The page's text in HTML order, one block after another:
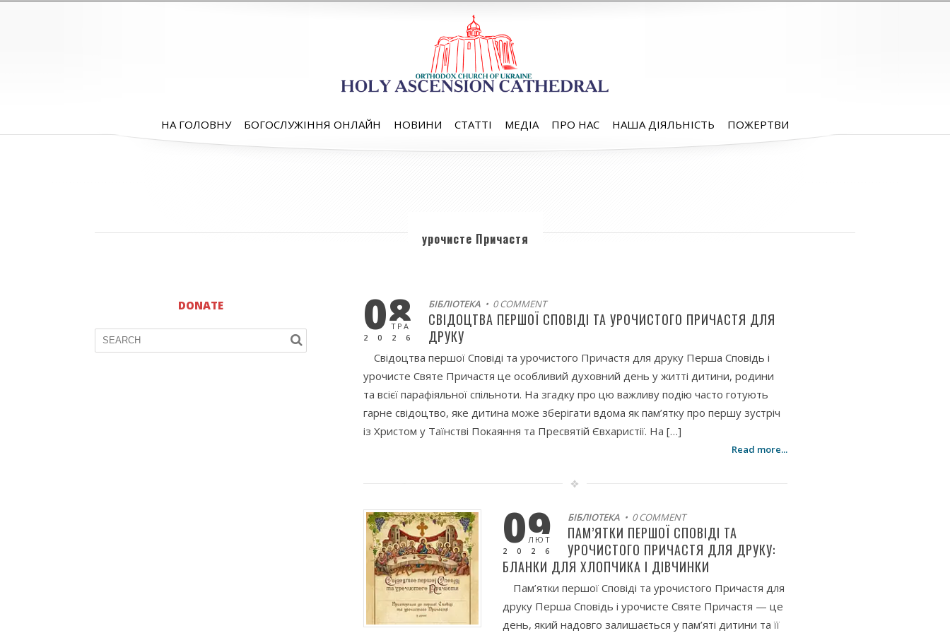
НА ГОЛОВНУ БОГОСЛУЖІННЯ ОНЛАЙН НОВИНИ СТАТТІ МЕДІА ПРО НАС НАША ДІЯЛЬНІСТЬ ПОЖЕРТВИ
урочисте Причастя
DONATE 08
ТРА
2026
БІБЛІОТЕКА • 0 COMMENT
СВІДОЦТВА ПЕРШОЇ СПОВІДІ ТА УРОЧИСТОГО ПРИЧАСТЯ ДЛЯ
ДРУКУ
Свідоцтва першої Сповіді та урочистого Причастя для друку Перша Сповідь і
урочисте Святе Причастя це особливий духовний день у житті дитини, родини
та всієї парафіяльної спільноти. На згадку про цю важливу подію часто готують
гарне свідоцтво, яке дитина може зберігати вдома як пам’ятку про першу зустріч
із Христом у Таїнстві Покаяння та Пресвятій Євхаристії. На […]
Read more...
09
ЛЮТ
2026
БІБЛІОТЕКА • 0 COMMENT
ПАМ’ЯТКИ ПЕРШОЇ СПОВІДІ ТА
УРОЧИСТОГО ПРИЧАСТЯ ДЛЯ ДРУКУ:
БЛАНКИ ДЛЯ ХЛОПЧИКА І ДІВЧИНКИ
Пам’ятки першої Сповіді та урочистого Причастя для
друку Перша Сповідь і урочисте Святе Причастя — це
день, який надовго залишається у пам’яті дитини та її